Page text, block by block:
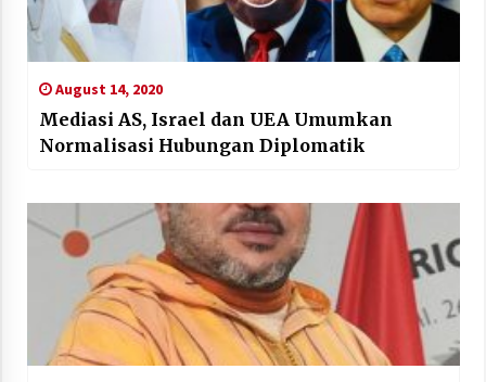
August 14, 2020
Mediasi AS, Israel dan UEA Umumkan
Normalisasi Hubungan Diplomatik